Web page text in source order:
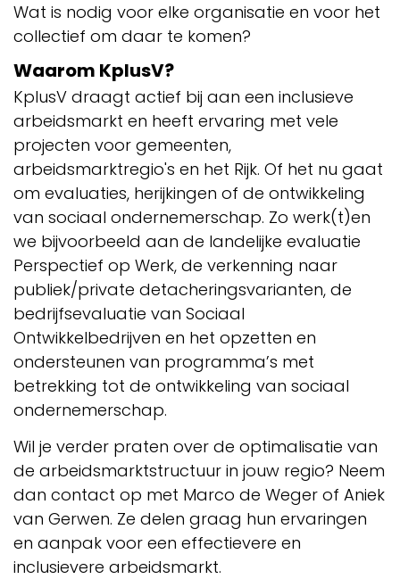
Wat is nodig voor elke organisatie en voor het
collectief om daar te komen?
Waarom KplusV?
KplusV draagt actief bij aan een inclusieve
arbeidsmarkt en heeft ervaring met vele
projecten voor gemeenten,
arbeidsmarktregio's en het Rijk. Of het nu gaat
om evaluaties, herijkingen of de ontwikkeling
van sociaal ondernemerschap. Zo werk(t)en
we bijvoorbeeld aan de landelijke evaluatie
Perspectief op Werk, de verkenning naar
publiek/private detacheringsvarianten, de
bedrijfsevaluatie van Sociaal
Ontwikkelbedrijven en het opzetten en
ondersteunen van programma’s met
betrekking tot de ontwikkeling van sociaal
ondernemerschap.
Wil je verder praten over de optimalisatie van
de arbeidsmarktstructuur in jouw regio? Neem
dan contact op met Marco de Weger of Aniek
van Gerwen. Ze delen graag hun ervaringen
en aanpak voor een effectievere en
inclusievere arbeidsmarkt.